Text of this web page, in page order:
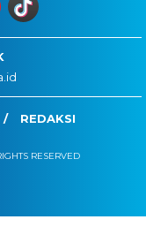
REDAKSI
RESERVED